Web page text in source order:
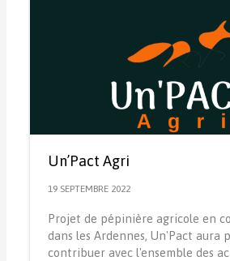
Un’Pact Agri
19 SEPTEMBRE 2022
Projet de pépinière agricole en
dans les Ardennes, Un'Pact aura
contribuer avec l'ensemble des